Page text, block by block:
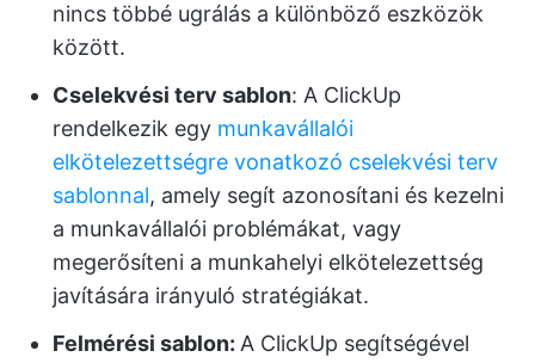
nincs többé ugrálás a különböző eszközök
között.
Cselekvési terv sablon: A ClickUp
rendelkezik egy munkavállalói
elkötelezettségre vonatkozó cselekvési terv
sablonnal, amely segít azonosítani és kezelni
a munkavállalói problémákat, vagy
megerősíteni a munkahelyi elkötelezettség
javítására irányuló stratégiákat.
Felmérési sablon: A ClickUp segítségével